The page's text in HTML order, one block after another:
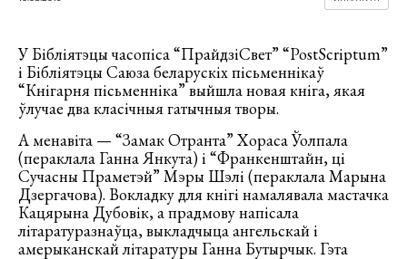
У Бібліятэцы часопіса “ПрайдзіСвет” “PostScriptum”
і Бібліятэцы Саюза беларускіх пісьменнікаў
“Кнігарня пісьменніка” выйшла новая кніга, якая
ўлучае два класічныя гатычныя творы.
А менавіта — “Замак Отранта” Хораса Ўолпала
(пераклала Ганна Янкута) і “Франкенштайн, ці
Сучасны Праметэй” Мэры Шэлі (пераклала Марына
Дзергачова). Вокладку для кнігі намалявала мастачка
Кацярына Дубовік, а прадмову напісала
літаратуразнаўца, выкладчыца ангельскай і
амерыканскай літаратуры Ганна Бутырчык. Гэта